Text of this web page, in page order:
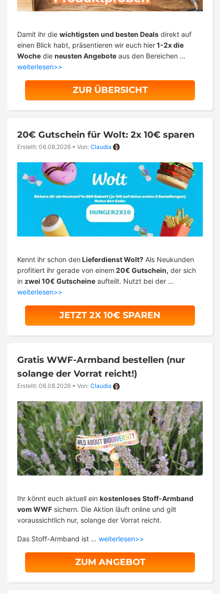
Damit ihr die wichtigsten und besten Deals direkt auf
einen Blick habt, präsentieren wir euch hier1-2x die
Woche die neusten Angebote aus den Bereichen …
weiterlesen>>
ZUR ÜBERSICHT
20€ Gutschein für Wolt: 2x 10€ sparen
Erstellt: 06.08.2026 • Von: Claudia
Kennt ihr schon den Lieferdienst Wolt? Als Neukunden
profitiert ihr gerade von einem 20€ Gutschein, der sich
in zwei 10€ Gutscheine aufteilt. Nutzt bei der …
weiterlesen>>
JETZT 2X 10€ SPAREN
Gratis WWF-Armband bestellen (nur
solange der Vorrat reicht!)
Erstellt: 06.08.2026 • Von: Claudia
Ihr könnt euch aktuell ein kostenloses Stoff-Armband
vom WWF sichern. Die Aktion läuft online und gilt
voraussichtlich nur, solange der Vorrat reicht.
Das Stoff-Armband ist … weiterlesen>>
ZUM ANGEBOT